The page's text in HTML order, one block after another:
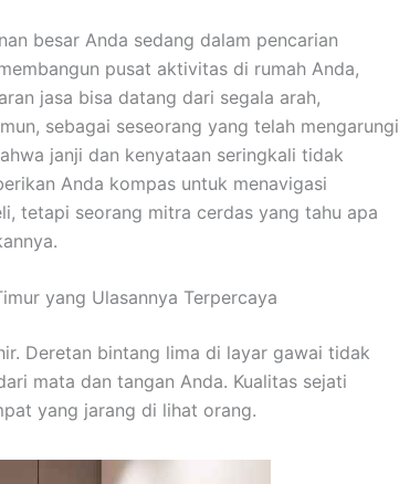
besar Anda sedang dalam pencarian
pusat aktivitas di rumah Anda,
jasa bisa datang dari segala arah,
sebagai seseorang yang telah mengarungi
janji dan kenyataan seringkali tidak
Anda kompas untuk menavigasi
tetapi seorang mitra cerdas yang tahu apa
yang Ulasannya Terpercaya
Deretan bintang lima di layar gawai tidak
mata dan tangan Anda. Kualitas sejati
yang jarang di lihat orang.